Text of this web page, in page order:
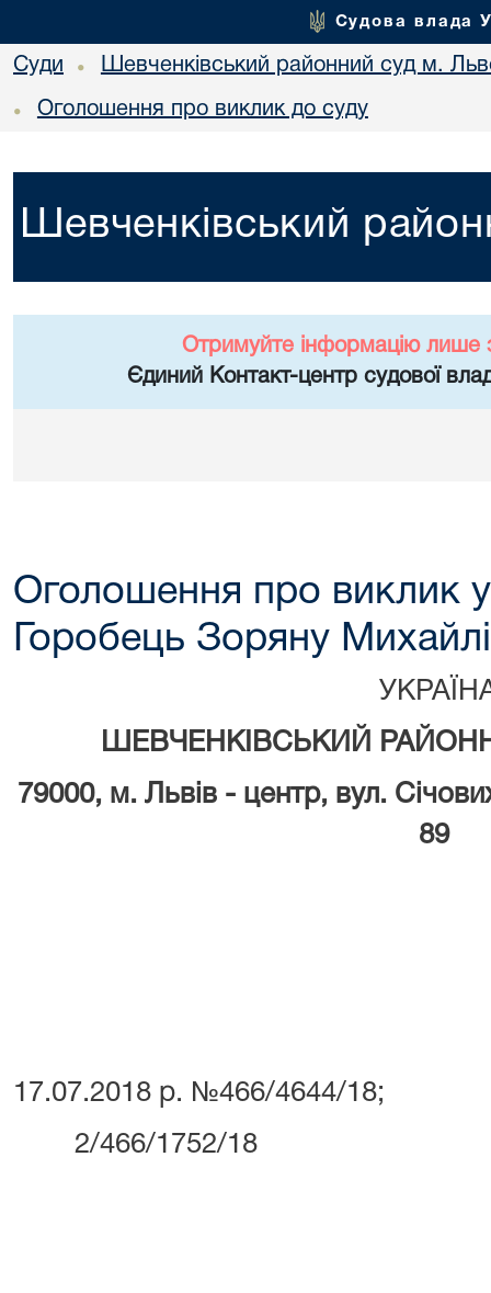
Судова влада
Суди • Шевченківський районний суд м.
• Оголошення про виклик до суду
Шевченківський
Отримуйте інформацію лише
Єдиний Контакт-центр судової
Оголошення про виклик у
Горобець Зоряну
ШЕВЧЕНКІВСЬКИЙ
79000, м. Львів - центр, вул.
89
17.07.2018 р. №466/4644/18;
2/466/1752/18